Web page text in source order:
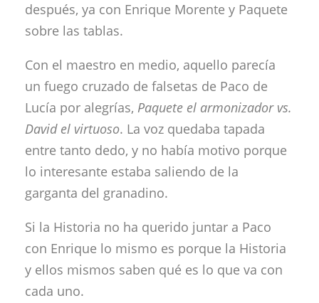
después, ya con Enrique Morente y Paquete
sobre las tablas.
Con el maestro en medio, aquello parecía
un fuego cruzado de falsetas de Paco de
Lucía por alegrías, Paquete el armonizador vs.
David el virtuoso. La voz quedaba tapada
entre tanto dedo, y no había motivo porque
lo interesante estaba saliendo de la
garganta del granadino.
Si la Historia no ha querido juntar a Paco
con Enrique lo mismo es porque la Historia
y ellos mismos saben qué es lo que va con
cada uno.